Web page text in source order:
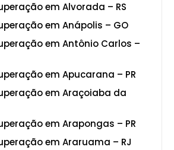
em Alvorada – RS
em Anápolis – GO
em Antônio Carlos –
em Apucarana – PR
em Araçoiaba da
em Arapongas – PR
em Araruama – RJ